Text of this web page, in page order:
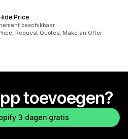
Price
beschikbaar
Request Quotes, Make an Offer
toevoegen?
3 dagen gratis